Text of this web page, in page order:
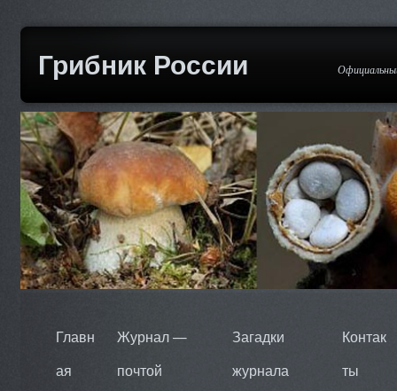
Грибник России
Главн
ая
Журнал —
почтой
Загадки
журнала
Контак
ты